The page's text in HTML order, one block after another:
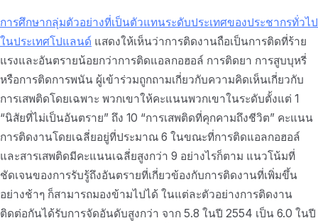
การศึกษากลุ่มตัวอย่างที่เป็นตัวแทนระดับประเทศของประชากรทั่วไป
ในประเทศโปแลนด์ แสดงให้เห็นว่าการติดงานถือเป็นการติดที่ร้าย
แรงและอันตรายน้อยกว่าการติดแอลกอฮอล์ การติดยา การสูบบุหรี่
หรือการติดการพนัน ผู้เข้าร่วมถูกถามเกี่ยวกับความคิดเห็นเกี่ยวกับ
การเสพติดโดยเฉพาะ พวกเขาให้คะแนนพวกเขาในระดับตั้งแต่ 1
“นิสัยที่ไม่เป็นอันตราย” ถึง 10 “การเสพติดที่คุกคามถึงชีวิต” คะแนน
การติดงานโดยเฉลี่ยอยู่ที่ประมาณ 6 ในขณะที่การติดแอลกอฮอล์
และสารเสพติดมีคะแนนเฉลี่ยสูงกว่า 9 อย่างไรก็ตาม แนวโน้มที่
ชัดเจนของการรับรู้ถึงอันตรายที่เกี่ยวข้องกับการติดงานที่เพิ่มขึ้น
อย่างช้าๆ ก็สามารถมองข้ามไปได้ ในแต่ละตัวอย่างการติดงาน
ติดต่อกันได้รับการจัดอันดับสูงกว่า จาก 5.8 ในปี 2554 เป็น 6.0 ในปี